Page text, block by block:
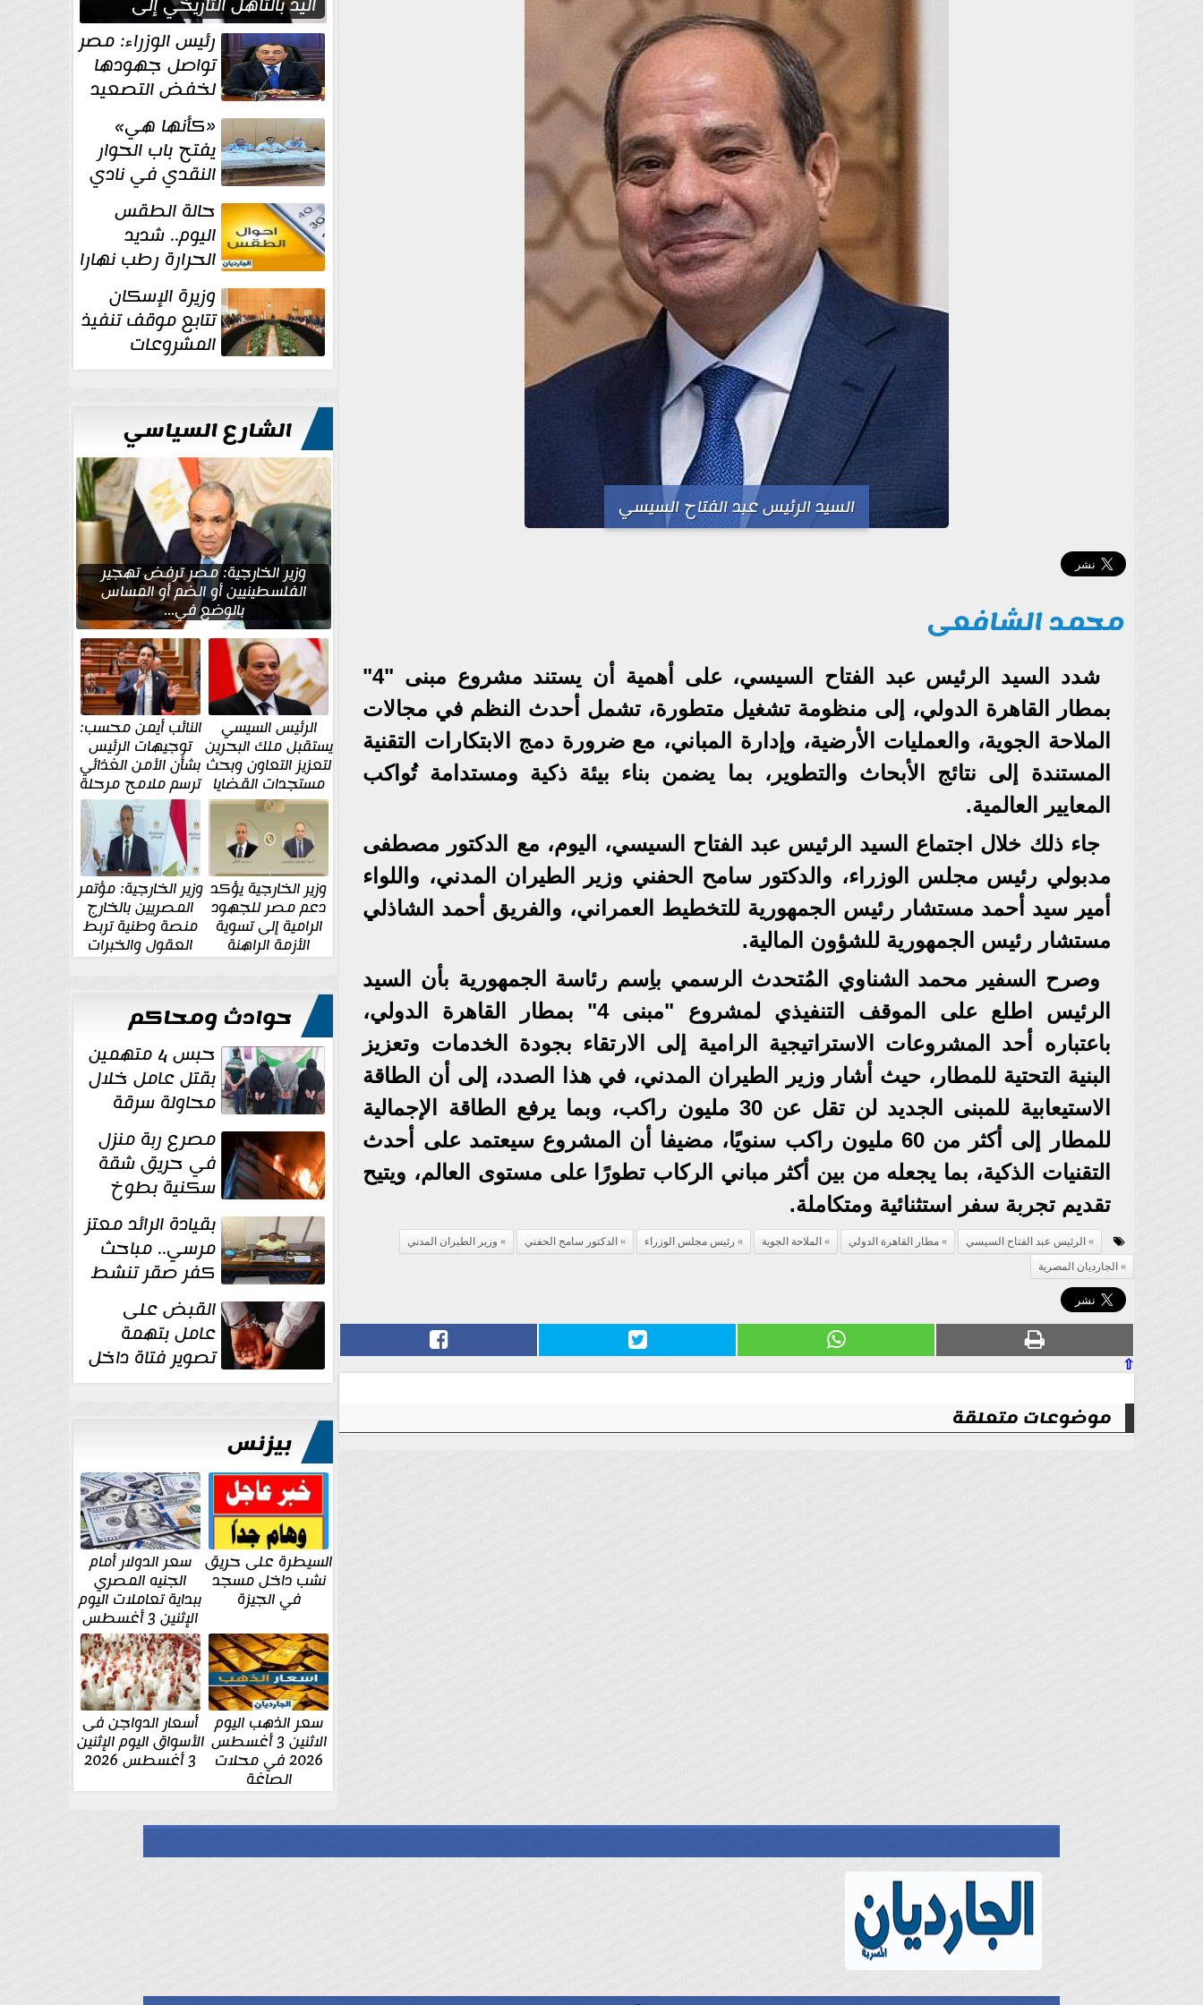
السيد الرئيس عبد الفتاح السيسي
محمد الشافعى
شدد السيد الرئيس عبد الفتاح السيسي، على أهمية أن يستند مشروع مبنى "4"
بمطار القاهرة الدولي، إلى منظومة تشغيل متطورة، تشمل أحدث النظم في مجالات
الملاحة الجوية، والعمليات الأرضية، وإدارة المباني، مع ضرورة دمج الابتكارات التقنية
المستندة إلى نتائج الأبحاث والتطوير، بما يضمن بناء بيئة ذكية ومستدامة تُواكب
المعايير العالمية.
جاء ذلك خلال اجتماع السيد الرئيس عبد الفتاح السيسي، اليوم، مع الدكتور مصطفى
مدبولي رئيس مجلس الوزراء، والدكتور سامح الحفني وزير الطيران المدني، واللواء
أمير سيد أحمد مستشار رئيس الجمهورية للتخطيط العمراني، والفريق أحمد الشاذلي
مستشار رئيس الجمهورية للشؤون المالية.
وصرح السفير محمد الشناوي المُتحدث الرسمي باِسم رئاسة الجمهورية بأن السيد
الرئيس اطلع على الموقف التنفيذي لمشروع "مبنى 4" بمطار القاهرة الدولي،
باعتباره أحد المشروعات الاستراتيجية الرامية إلى الارتقاء بجودة الخدمات وتعزيز
البنية التحتية للمطار، حيث أشار وزير الطيران المدني، في هذا الصدد، إلى أن الطاقة
الاستيعابية للمبنى الجديد لن تقل عن 30 مليون راكب، وبما يرفع الطاقة الإجمالية
للمطار إلى أكثر من 60 مليون راكب سنويًا، مضيفا أن المشروع سيعتمد على أحدث
التقنيات الذكية، بما يجعله من بين أكثر مباني الركاب تطورًا على مستوى العالم، ويتيح
تقديم تجربة سفر استثنائية ومتكاملة.
الرئيس عبد الفتاح السيسي مطار القاهرة الدولي الملاحة الجوية رئيس مجلس الوزراء الدكتور سامح الحفني
وزير الطيران المدني
الجارديان المصرية
⇧
موضوعات متعلقة
نصف نهائي كأس العالم
رئيس الوزراء: مصر
تواصل جهودها
لخفض التصعيد
والحفاظ على
الاستقرار الإقليمي«كأنها هي»
يفتح باب الحوار
النقدي في نادي
أدب مصر الجديدة
حالة الطقس
اليوم.. شديد
الحرارة رطب نهارا
مائل للحرارة رطب
ليلا.. و... وزيرة الإسكان
تتابع موقف تنفيذ
المشروعات
والخطة
للتعميرالشارع السياسي
وزير الخارجية: مصر ترفض تهجير
الفلسطينيين أو الضم أو المساس
بالوضع في...
الرئيس السيسي
يستقبل ملك البحرين
لتعزيز التعاون وبحث
مستجدات القضايا
الإقليمية والدولية
النائب أيمن محسب:
توجيهات الرئيس
بشأن الأمن الغذائي
ترسم ملامح مرحلة
جديدة
وزير الخارجية يؤكد
دعم مصر للجهود
الرامية إلى تسوية
الأزمة الراهنة
وزير الخارجية: مؤتمر
المصريين بالخارج
منصة وطنية تربط
العقول والخبرات
المصرية بالدولة
حوادث ومحاكم
حبس 4 متهمين
بقتل عامل خلال
محاولة سرقة
دراجة نارية في
المنوفية مصرع ربة منزل
في حريق شقة
سكنية بطوخ
بقيادة الرائد معتز
مرسي.. مباحث
كفر صقر تنشط
بقوة وتوجه
ضربات أمنية... القبض على
عامل بتهمة
تصوير فتاة داخل
غرفة تغيير
بيزنس
السيطرة على حريق
نشب داخل مسجد
في الجيزة
سعر الدولار أمام
الجنيه المصري
ببداية تعاملات اليوم
الإثنين 3 أغسطس
سعر الذهب اليوم
الاثنين 3 أغسطس
2026 في محلات
الصاغة
أسعار الدواجن فى
الأسواق اليوم الإثنين
3 أغسطس 2026